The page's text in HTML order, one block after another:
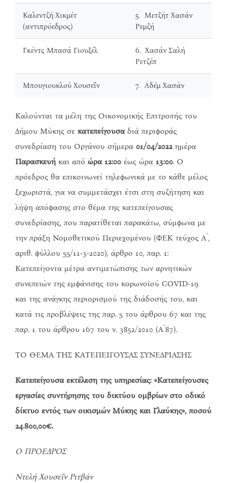
Καλεντζή Χικμέτ
(αντιπρόεδρος)
5. Μετζήτ Χασάν
Ρεμζή
Γκέντς Μπασά Γιουξέλ
6. Χασάν Σαλή
Ρετζέπ
Μπουγιουκλού Χουσεΐν 7. Αδέμ Χασάν
Καλούνται τα μέλη της Οικονομικής Επιτροπής του
Δήμου Μύκης σε κατεπείγουσαδιά περιφοράς
συνεδρίαση του Οργάνου σήμερα 01/04/2022 ημέρα
Παρασκευή και από ώρα 12:00 έως ώρα 13:00. Ο
πρόεδρος θα επικοινωνεί τηλεφωνικά με το κάθε μέλος
ξεχωριστά, για να συμμετάσχει έτσι στη συζήτηση και
λήψη απόφασης στο θέμα της κατεπείγουσας
συνεδρίασης, που παρατίθεται παρακάτω, σύμφωνα με
την πράξη Νομοθετικού Περιεχομένου (ΦΕΚ τεύχος Α ́,
αριθ. φύλλου 55/11-3-2020), άρθρο 10, παρ. 1:
Κατεπείγοντα μέτρα αντιμετώπισης των αρνητικών
συνεπειών της εμφάνισης του κορωνοϊού COVID-19
και της ανάγκης περιορισμού της διάδοσής του, και
κατά τις προβλέψεις της παρ. 5 του άρθρου 67 και της
παρ. 1 του άρθρου 167 του ν. 3852/2010 (Α ́87).
ΤΟ ΘΕΜΑ ΤΗΣ ΚΑΤΕΠΕΙΓΟΥΣΑΣ ΣΥΝΕΔΡΙΑΣΗΣ
Κατεπείγουσα εκτέλεση της υπηρεσίας: «Κατεπείγουσες
εργασίες συντήρησης του δικτύου ομβρίων στο οδικό
δίκτυο εντός των οικισμών Μύκης και Γλαύκης», ποσού
24.800,00€.
Ο ΠΡΟΕΔΡΟΣ
Ντελή Χουσεΐν Ριτβάν